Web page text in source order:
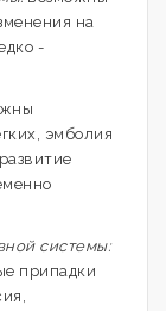
на
-
эмболия
системы:
припадки